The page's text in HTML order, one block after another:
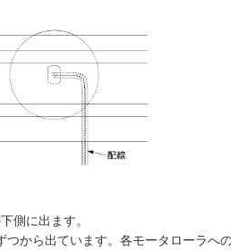
側に出ます。
つから出ています。各モータローラへ